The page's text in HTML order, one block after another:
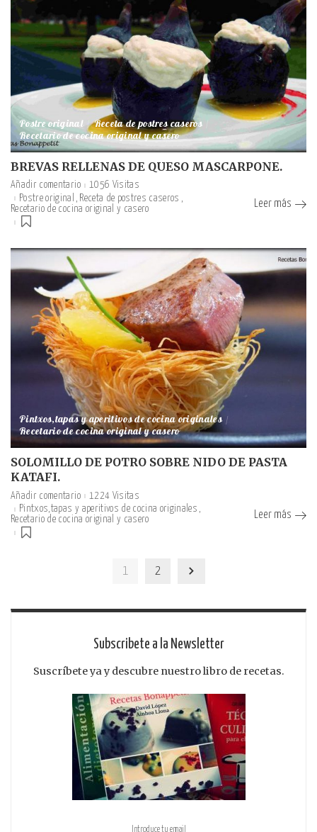
Postre original Receta de postres caseros
Recetario de cocina original y casero
BREVAS RELLENAS DE QUESO MASCARPONE.
Añadir comentario
1056 Visitas
Postre original
Receta de postres caseros
Recetario de cocina original y casero
Leer más
Pintxos,tapas y aperitivos de cocina originales
Recetario de cocina original y casero
SOLOMILLO DE POTRO SOBRE NIDO DE PASTA
KATAFI.
Añadir comentario
1224 Visitas
Pintxos,tapas y aperitivos de cocina originales
Recetario de cocina original y casero
Leer más
1 2
Subscribete a la Newsletter
Suscríbete ya y descubre nuestro libro de recetas.